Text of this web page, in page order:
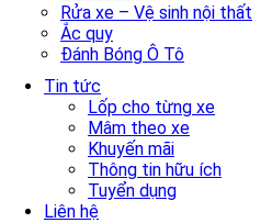
Rửa xe – Vệ sinh nội thất
Ắc quy
Đánh Bóng Ô Tô
Tin tức
Lốp cho từng xe
Mâm theo xe
Khuyến mãi
Thông tin hữu ích
Tuyển dụng
Liên hệ